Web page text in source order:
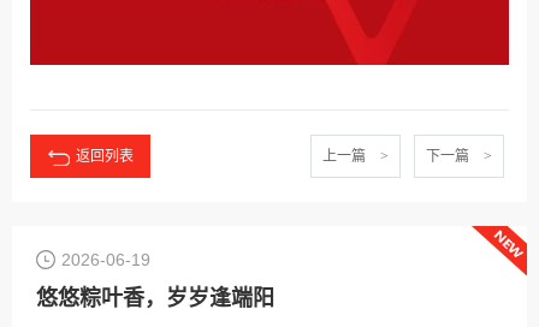
返回列表 上一篇 > 下一篇 >
2026-06-19
悠悠粽叶香，岁岁逢端阳